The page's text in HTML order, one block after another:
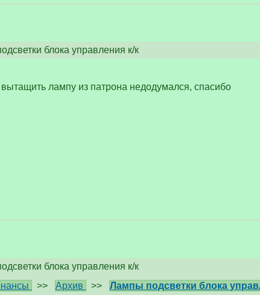
блока управления к/к
лампу из патрона недодумался, спасибо
блока управления к/к
>> Архив >> Лампы подсветки блока